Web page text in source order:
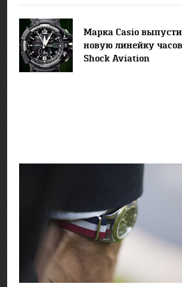
Марка Casio
новую линейку часов
Shock Aviation